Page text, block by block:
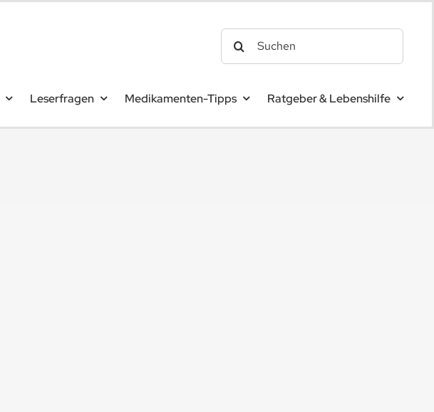
Leserfragen Medikamenten-Tipps Ratgeber & Lebenshilfe